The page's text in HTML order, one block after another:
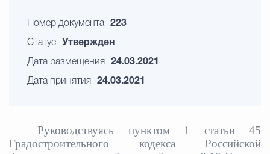
Номер документа 223
Статус Утвержден
Дата размещения 24.03.2021
Дата принятия 24.03.2021
Руководствуясь пунктом 1 статьи 45
Градостроительного кодекса Российской